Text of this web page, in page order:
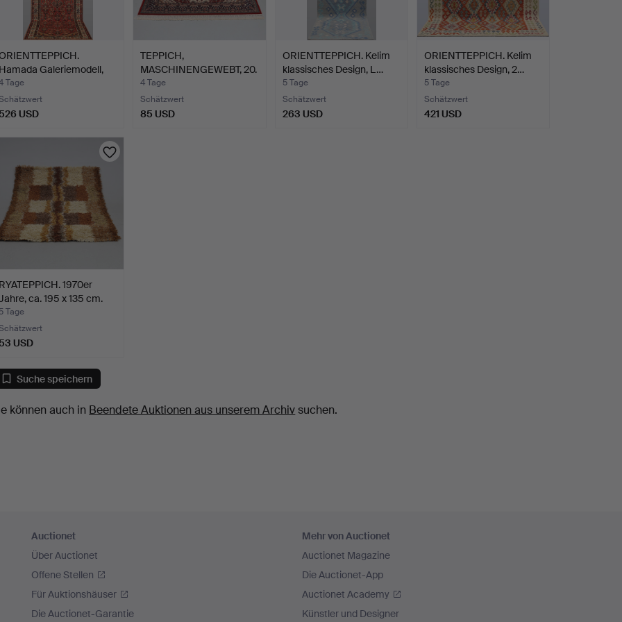
Hamada Galeriemodell,
x…
Tage
526 USD
TEPPICH,
MASCHINENGEWEBT, 20.
JAHRHUNDERT.…
4 Tage
Schätzwert
85 USD
ORIENTTEPPICH. Kelim
klassisches Design, L…
5 Tage
Schätzwert
263 USD
ORIENTTEPPICH. Kelim
klassisches Design, 2…
5 Tage
Schätzwert
421 USD
RYATEPPICH. 1970er
ca. 195 x 135 cm.
5 Tage
53 USD
Suche speichern
können auch in Beendete Auktionen aus unserem Archivsuchen.
Auctionet
Über Auctionet
Offene Stellen
Für Auktionshäuser
Die Auctionet-Garantie
Mehr von Auctionet
Auctionet Magazine
Die Auctionet-App
Auctionet Academy
Künstler und Designer